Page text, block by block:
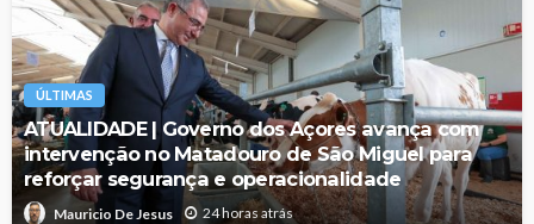
ÚLTIMAS
ATUALIDADE | Governo dos Açores avança com
intervenção no Matadouro de São Miguel para
reforçar segurança e operacionalidade
Mauricio De Jesus 24 horas atrás